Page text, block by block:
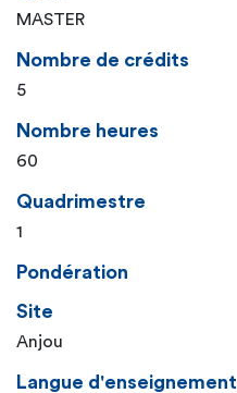
MASTER
Nombre de crédits
5
Nombre heures
60
Quadrimestre
1
Pondération
Site
Anjou
Langue d'enseignement